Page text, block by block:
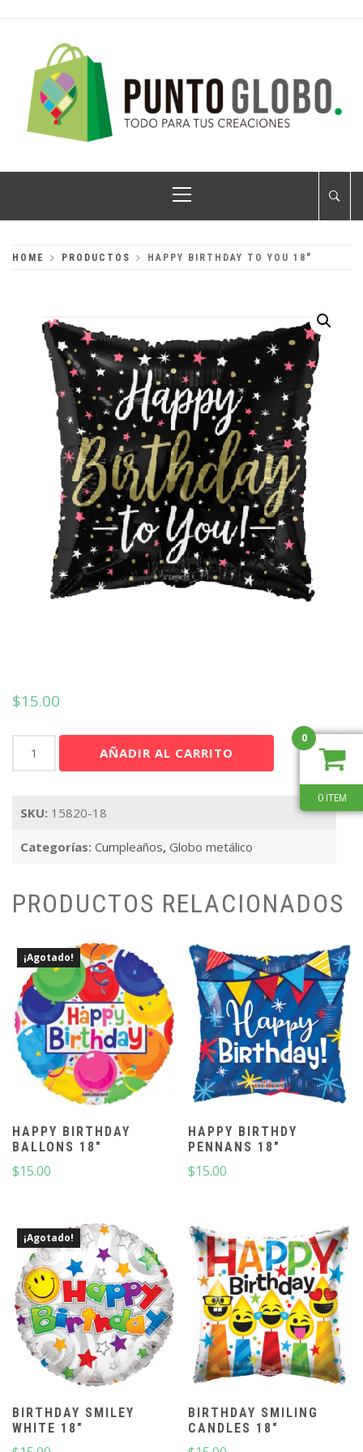
PUNTO GLOBO
Menu
HOME PRODUCTOS HAPPY BIRTHDAY TO YOU 18″
$15.00
Birthday
18"
AÑADIR AL CARRITO
SKU: 15820-18
Categorías: Cumpleaños, Globo metálico
PRODUCTOS RELACIONADOS
¡Agotado!
HAPPY BIRTHDAY
BALLONS 18″
$15.00
HAPPY BIRTHDY
PENNANS 18″
$15.00
¡Agotado!
BIRTHDAY SMILEY
WHITE 18″
BIRTHDAY SMILING
CANDLES 18″
0
0 ITEM